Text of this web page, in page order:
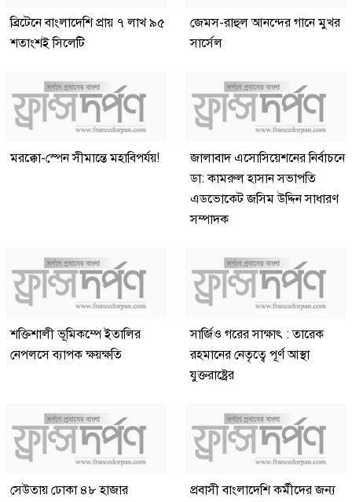
ব্রিটেনে বাংলাদেশি প্রায় ৭ লাখ ৯৫
শতাংশই সিলেটি
জেমস-রাহুল আনন্দের গানে মুখর
সার্সেল
মরক্কো-স্পেন সীমান্তে মহাবিপর্যয়!
জালাবাদ এসোসিয়েশনের নির্বাচনে
ডা: কামরুল হাসান সভাপতি
এডভোকেট জসিম উদ্দিন সাধারণ
সম্পাদক
শক্তিশালী ভূমিকম্পে ইতালির
নেপলসে ব্যাপক ক্ষয়ক্ষতি
সার্জিও গরের সাক্ষাৎ : তারেক
রহমানের নেতৃত্বে পূর্ণ আস্থা
যুক্তরাষ্ট্রের
সেউতায় ঢোকা ৪৮ হাজার
প্রবাসী বাংলাদেশি কর্মীদের জন্য